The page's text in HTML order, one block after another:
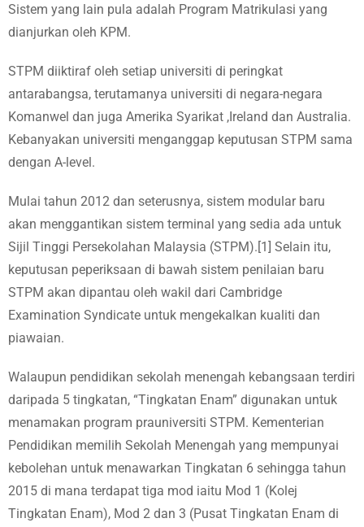
Sistem yang lain pula adalah Program Matrikulasi yang
dianjurkan oleh KPM.
STPM diiktiraf oleh setiap universiti di peringkat
antarabangsa, terutamanya universiti di negara-negara
Komanwel dan juga Amerika Syarikat ,Ireland dan Australia.
Kebanyakan universiti menganggap keputusan STPM sama
dengan A-level.
Mulai tahun 2012 dan seterusnya, sistem modular baru
akan menggantikan sistem terminal yang sedia ada untuk
Sijil Tinggi Persekolahan Malaysia (STPM).[1] Selain itu,
keputusan peperiksaan di bawah sistem penilaian baru
STPM akan dipantau oleh wakil dari Cambridge
Examination Syndicate untuk mengekalkan kualiti dan
piawaian.
Walaupun pendidikan sekolah menengah kebangsaan terdiri
daripada 5 tingkatan, “Tingkatan Enam” digunakan untuk
menamakan program prauniversiti STPM. Kementerian
Pendidikan memilih Sekolah Menengah yang mempunyai
kebolehan untuk menawarkan Tingkatan 6 sehingga tahun
2015 di mana terdapat tiga mod iaitu Mod 1 (Kolej
Tingkatan Enam), Mod 2 dan 3 (Pusat Tingkatan Enam di